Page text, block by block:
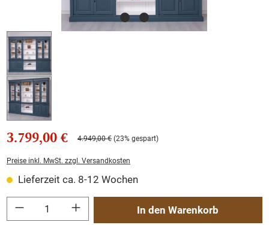
3.799,00 € 4.949,00 € (23% gespart)
Preise inkl. MwSt. zzgl. Versandkosten
Lieferzeit ca. 8-12 Wochen
Produkt Anzahl: Gib den gewünschten Wert ein oder benutze die Schaltflächen
In den Warenkorb